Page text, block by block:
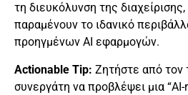
τη διευκόλυνση της
παραμένουν το ιδανικό
προηγμένων AI εφαρμογών.
Actionable Tip: Ζητήστε από τον
συνεργάτη να προβλέψει μια